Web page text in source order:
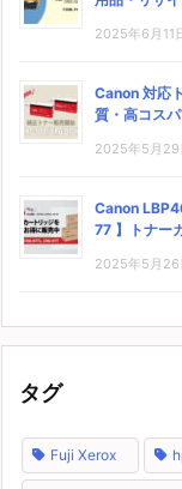
2025年6月11
Canon 対応
質・高コス
2025年5月29
Canon
77 】トナー
2025年5月26
タグ
Fuji Xerox